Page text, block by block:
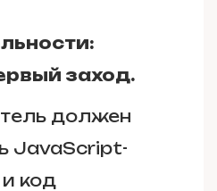
заход.
должен
JavaScript-
код